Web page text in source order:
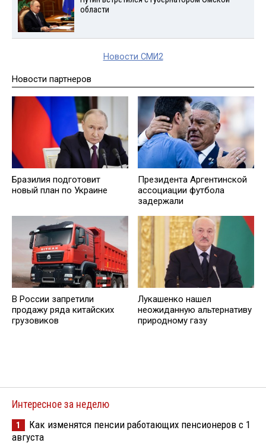
области
Новости СМИ2
Новости партнеров
Бразилия подготовит
новый план по Украине
Президента Аргентинской
ассоциации футбола
задержали
В России запретили
продажу ряда китайских
грузовиков
Лукашенко нашел
неожиданную альтернативу
природному газу
Интересное за неделю
1
Как изменятся пенсии работающих пенсионеров с 1
августа